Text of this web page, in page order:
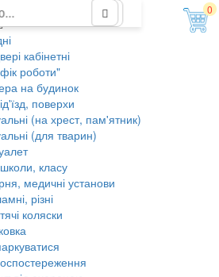
кабінетні
роботи"
на будинок
поверхи
(на хрест, пам'ятник)
(для тварин)
класу
медичні установи
різні
коляски
0